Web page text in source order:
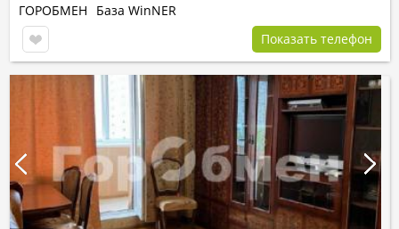
ГОРОБМЕН
База WinNER
Показать телефон